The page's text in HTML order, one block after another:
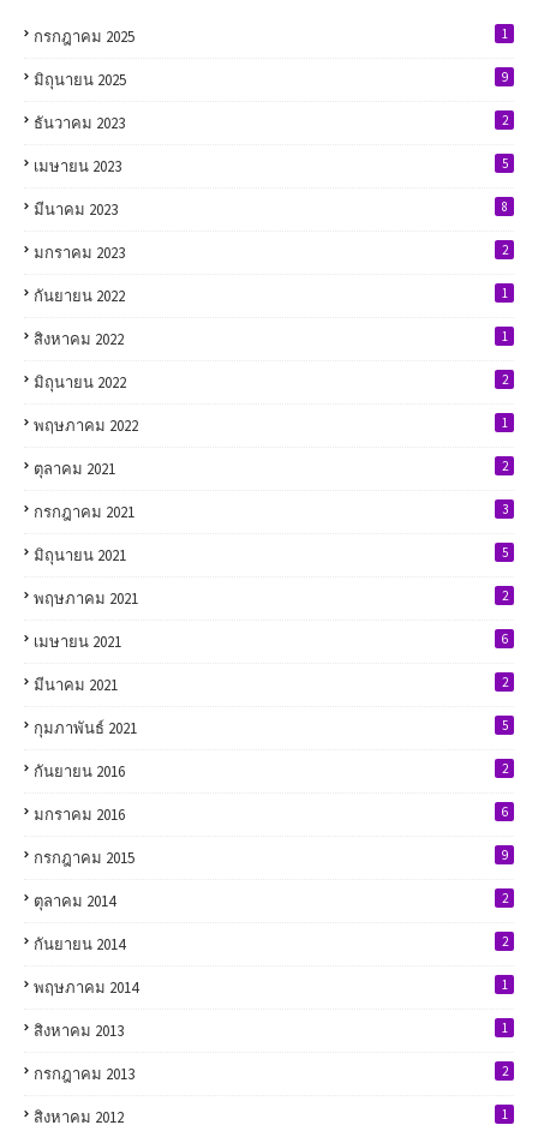
กรกฎาคม 2025 1
มิถุนายน 2025 9
ธันวาคม 2023 2
เมษายน 2023 5
มีนาคม 2023 8
มกราคม 2023 2
กันยายน 2022 1
สิงหาคม 2022 1
มิถุนายน 2022 2
พฤษภาคม 2022 1
ตุลาคม 2021 2
กรกฎาคม 2021 3
มิถุนายน 2021 5
พฤษภาคม 2021 2
เมษายน 2021 6
มีนาคม 2021 2
กุมภาพันธ์ 2021 5
กันยายน 2016 2
มกราคม 2016 6
กรกฎาคม 2015 9
ตุลาคม 2014 2
กันยายน 2014 2
พฤษภาคม 2014 1
สิงหาคม 2013 1
กรกฎาคม 2013 2
สิงหาคม 2012 1